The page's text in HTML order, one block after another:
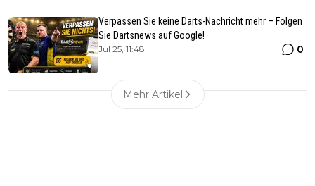
Verpassen Sie keine Darts-Nachricht mehr – Folgen
Sie Dartsnews auf Google!
Jul 25, 11:48 0
Mehr Artikel